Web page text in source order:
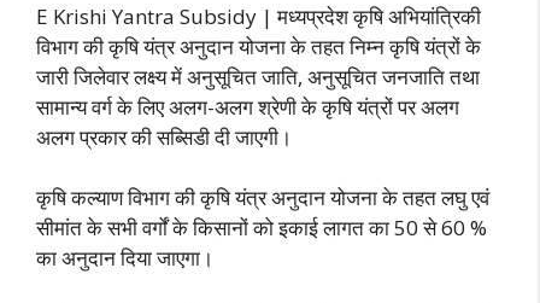
E Krishi Yantra Subsidy | मध्यप्रदेश कृषि अभियांत्रिकी
विभाग की कृषि यंत्र अनुदान योजना के तहत निम्न कृषि यंत्रों के
जारी जिलेवार लक्ष्य में अनुसूचित जाति, अनुसूचित जनजाति तथा
सामान्य वर्ग के लिए अलग-अलग श्रेणी के कृषि यंत्रों पर अलग
अलग प्रकार की सब्सिडी दी जाएगी।
कृषि कल्याण विभाग की कृषि यंत्र अनुदान योजना के तहत लघु एवं
सीमांत के सभी वर्गों के किसानों को इकाई लागत का 50 से 60 %
का अनुदान दिया जाएगा।